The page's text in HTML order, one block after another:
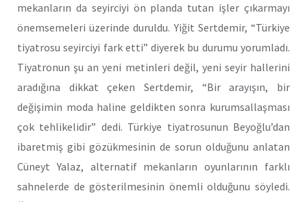
mekanların da seyirciyi ön planda tutan işler çıkarmayı
önemsemeleri üzerinde duruldu. Yiğit Sertdemir, “Türkiye
tiyatrosu seyirciyi fark etti” diyerek bu durumu yorumladı.
Tiyatronun şu an yeni metinleri değil, yeni seyir hallerini
aradığına dikkat çeken Sertdemir, “Bir arayışın, bir
değişimin moda haline geldikten sonra kurumsallaşması
çok tehlikelidir” dedi. Türkiye tiyatrosunun Beyoğlu’dan
ibaretmiş gibi gözükmesinin de sorun olduğunu anlatan
Cüneyt Yalaz, alternatif mekanların oyunlarının farklı
sahnelerde de gösterilmesinin önemli olduğunu söyledi.